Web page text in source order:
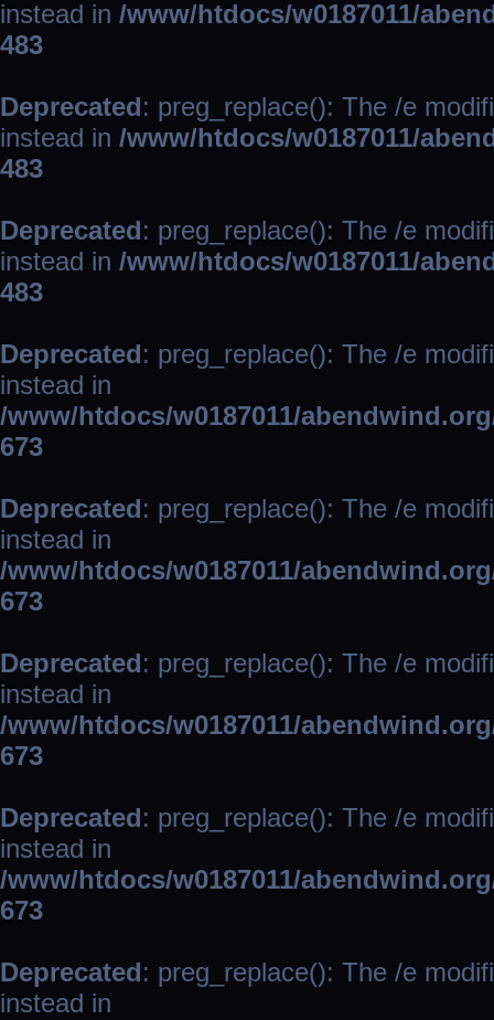
instead in /www/htdocs/w0187011/
483
Deprecated: preg_replace(): The /e
instead in /www/htdocs/w0187011/
483
Deprecated: preg_replace(): The /e
instead in /www/htdocs/w0187011/
483
Deprecated: preg_replace(): The /e
instead in
/www/htdocs/w0187011/
673
Deprecated: preg_replace(): The /e
instead in
/www/htdocs/w0187011/
673
Deprecated: preg_replace(): The /e
instead in
/www/htdocs/w0187011/
673
Deprecated: preg_replace(): The /e
instead in
/www/htdocs/w0187011/
673
Deprecated: preg_replace(): The /e
instead in